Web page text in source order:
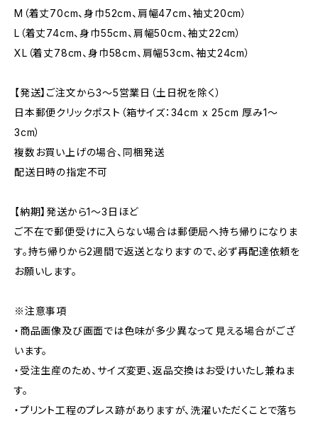
M（着丈70cm、身巾52cm、肩幅47cm、袖丈20cm）
L（着丈74cm、身巾55cm、肩幅50cm、袖丈22cm）
XL（着丈78cm、身巾58cm、肩幅53cm、袖丈24cm）
【発送】ご注文から3〜5営業日（土日祝を除く）
日本郵便クリックポスト（箱サイズ：34cm x 25cm 厚み1〜
3cm）
複数お買い上げの場合、同梱発送
配送日時の指定不可
【納期】発送から1〜3日ほど
ご不在で郵便受けに入らない場合は郵便局へ持ち帰りになりま
す。持ち帰りから2週間で返送となりますので、必ず再配達依頼を
お願いします。
※注意事項
・商品画像及び画面では色味が多少異なって見える場合がござ
います。
・受注生産のため、サイズ変更、返品交換はお受けいたし兼ねま
す。
・プリント工程のプレス跡がありますが、洗濯いただくことで落ち